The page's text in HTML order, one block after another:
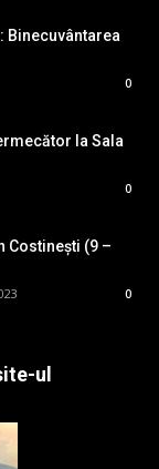
Binecuvântarea
0
la Sala
0
Costinești (9 –
0
ul